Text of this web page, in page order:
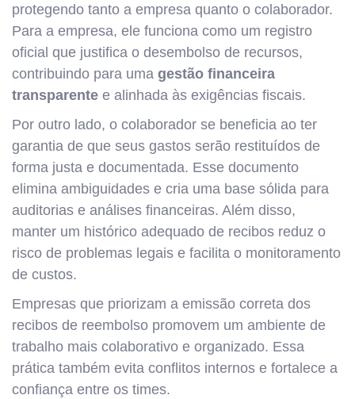
protegendo tanto a empresa quanto o colaborador.
Para a empresa, ele funciona como um registro
oficial que justifica o desembolso de recursos,
contribuindo para uma gestão financeira
transparente e alinhada às exigências fiscais.
Por outro lado, o colaborador se beneficia ao ter
garantia de que seus gastos serão restituídos de
forma justa e documentada. Esse documento
elimina ambiguidades e cria uma base sólida para
auditorias e análises financeiras. Além disso,
manter um histórico adequado de recibos reduz o
risco de problemas legais e facilita o monitoramento
de custos.
Empresas que priorizam a emissão correta dos
recibos de reembolso promovem um ambiente de
trabalho mais colaborativo e organizado. Essa
prática também evita conflitos internos e fortalece a
confiança entre os times.